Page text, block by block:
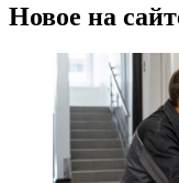
Новое на